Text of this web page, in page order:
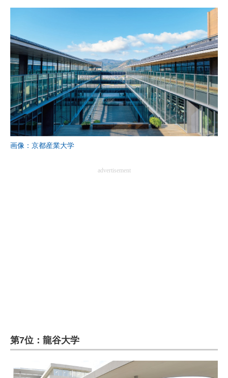
進化するPCとデバイスの未来
好きが集まる 比べて選べる
ビジネスと働き方のヒント
AI活用のいまが分かる
企業ITのトレンドを詳説
経営リーダーのコミュニティ
マーケ×ITの今がよく分かる
エネルギーの専門メディア
建設×テクノロジーの最前線
画像：京都産業大学
advertisement
第7位：龍谷大学